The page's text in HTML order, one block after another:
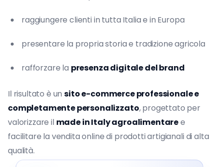
raggiungere clienti in tutta Italia e in Europa
presentare la propria storia e tradizione agricola
rafforzare la presenza digitale del brand
Il risultato è unsito e-commerce professionale e
completamente personalizzato, progettato per
valorizzare il made in Italy agroalimentaree
facilitare la vendita online di prodotti artigianali di alta
qualità.